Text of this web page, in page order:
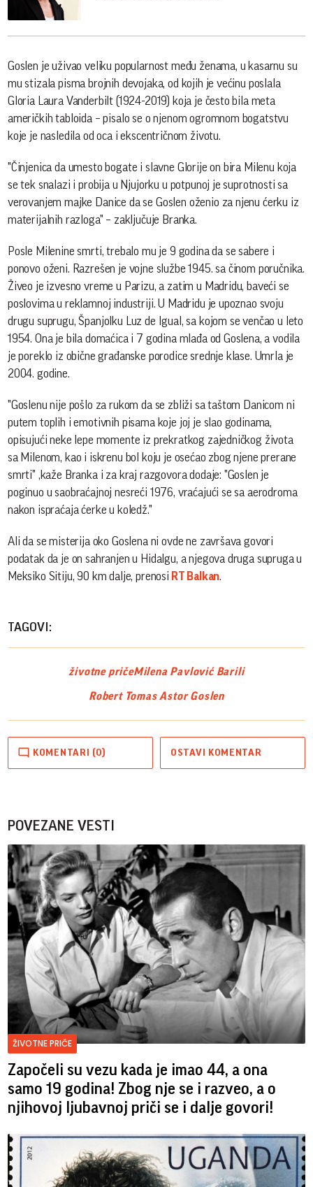
Goslen je uživao veliku popularnost među ženama, u kasarnu su
mu stizala pisma brojnih devojaka, od kojih je većinu poslala
Gloria Laura Vanderbilt (1924-2019) koja je često bila meta
američkih tabloida – pisalo se o njenom ogromnom bogatstvu
koje je nasledila od oca i ekscentričnom životu.
"Činjenica da umesto bogate i slavne Glorije on bira Milenu koja
se tek snalazi i probija u Njujorku u potpunoj je suprotnosti sa
verovanjem majke Danice da se Goslen oženio za njenu ćerku iz
materijalnih razloga" – zaključuje Branka.
Posle Milenine smrti, trebalo mu je 9 godina da se sabere i
ponovo oženi. Razrešen je vojne službe 1945. sa činom poručnika.
Živeo je izvesno vreme u Parizu, a zatim u Madridu, baveći se
poslovima u reklamnoj industriji. U Madridu je upoznao svoju
drugu suprugu, Španjolku Luz de Igual, sa kojom se venčao u leto
1954. Ona je bila domaćica i 7 godina mlađa od Goslena, a vodila
je poreklo iz obične građanske porodice srednje klase. Umrla je
2004. godine.
"Goslenu nije pošlo za rukom da se zbliži sa taštom Danicom ni
putem toplih i emotivnih pisama koje joj je slao godinama,
opisujući neke lepe momente iz prekratkog zajedničkog života
sa Milenom, kao i iskrenu bol koju je osećao zbog njene prerane
smrti" ,kaže Branka i za kraj razgovora dodaje: "Goslen je
poginuo u saobraćajnoj nesreći 1976, vraćajući se sa aerodroma
nakon ispraćaja ćerke u koledž."
Ali da se misterija oko Goslena ni ovde ne završava govori
podatak da je on sahranjen u Hidalgu, a njegova druga supruga u
Meksiko Sitiju, 90 km dalje, prenosi RT Balkan.
TAGOVI:
životne pričeMilena Pavlović Barili
Robert Tomas Astor Goslen
KOMENTARI (0) OSTAVI KOMENTAR
POVEZANE VESTI
ŽIVOTNE PRIČE
Započeli su vezu kada je imao 44, a ona
samo 19 godina! Zbog nje se i razveo, a o
njihovoj ljubavnoj priči se i dalje govori!